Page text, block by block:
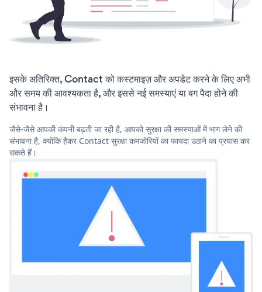
इसके अतिरिक्त, Contact को कस्टमाइज़ और अपडेट करने के लिए अभी
और समय की आवश्यकता है, और इससे नई समस्याएं या बग पैदा होने की
संभावना है।
जैसे-जैसे आपकी कंपनी बढ़ती जा रही है, आपको सुरक्षा की समस्याओं में भाग लेने की
संभावना है, क्योंकि हैकर Contact सुरक्षा कमजोरियों का फायदा उठाने का प्रयास कर
सकते हैं।